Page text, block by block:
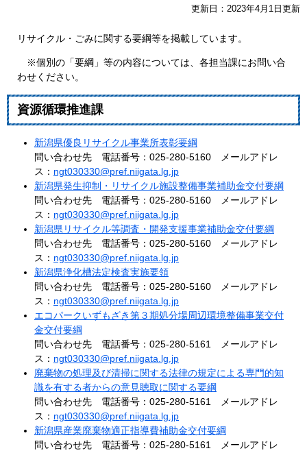
更新日：2023年4月1日更新
リサイクル・ごみに関する要綱等を掲載しています。
※個別の「要綱」等の内容については、各担当課にお問い合
わせください。
資源循環推進課
新潟県優良リサイクル事業所表彰要綱
問い合わせ先 電話番号：025-280-5160 メールアドレ
ス： ngt030330@pref.niigata.lg.jp
新潟県発生抑制・リサイクル施設整備事業補助金交付要綱
問い合わせ先 電話番号：025-280-5160 メールアドレ
ス： ngt030330@pref.niigata.lg.jp
新潟県リサイクル等調査・開発支援事業補助金交付要綱
問い合わせ先 電話番号：025-280-5160 メールアドレ
ス： ngt030330@pref.niigata.lg.jp
新潟県浄化槽法定検査実施要領
問い合わせ先 電話番号：025-280-5160 メールアドレ
ス： ngt030330@pref.niigata.lg.jp
エコパークいずもざき第３期処分場周辺環境整備事業交付
金交付要綱
問い合わせ先 電話番号：025-280-5161 メールアドレ
ス： ngt030330@pref.niigata.lg.jp
廃棄物の処理及び清掃に関する法律の規定による専門的知
識を有する者からの意見聴取に関する要綱
問い合わせ先 電話番号：025-280-5161 メールアドレ
ス： ngt030330@pref.niigata.lg.jp
新潟県産業廃棄物適正指導費補助金交付要綱
問い合わせ先 電話番号：025-280-5161 メールアドレ